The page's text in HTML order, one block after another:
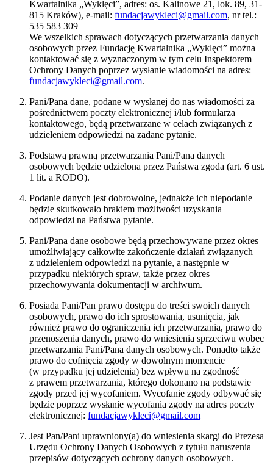
Kwartalnika „Wyklęci”, adres: os. Kalinowe 21, lok. 89, 31-
815 Kraków), e-mail: fundacjawykleci@gmail.com, nr tel.:
535 583 309
We wszelkich sprawach dotyczących przetwarzania danych
osobowych przez Fundację Kwartalnika „Wyklęci” można
kontaktować się z wyznaczonym w tym celu Inspektorem
Ochrony Danych poprzez wysłanie wiadomości na adres:
fundacjawykleci@gmail.com.
Pani/Pana dane, podane w wysłanej do nas wiadomości za
pośrednictwem poczty elektronicznej i/lub formularza
kontaktowego, będą przetwarzane w celach związanych z
udzieleniem odpowiedzi na zadane pytanie.
Podstawą prawną przetwarzania Pani/Pana danych
osobowych będzie udzielona przez Państwa zgoda (art. 6 ust.
1 lit. a RODO).
Podanie danych jest dobrowolne, jednakże ich niepodanie
będzie skutkowało brakiem możliwości uzyskania
odpowiedzi na Państwa pytanie.
Pani/Pana dane osobowe będą przechowywane przez okres
umożliwiający całkowite zakończenie działań związanych
z udzieleniem odpowiedzi na pytanie, a następnie w
przypadku niektórych spraw, także przez okres
przechowywania dokumentacji w archiwum.
Posiada Pani/Pan prawo dostępu do treści swoich danych
osobowych, prawo do ich sprostowania, usunięcia, jak
również prawo do ograniczenia ich przetwarzania, prawo do
przenoszenia danych, prawo do wniesienia sprzeciwu wobec
przetwarzania Pani/Pana danych osobowych. Ponadto także
prawo do cofnięcia zgody w dowolnym momencie
(w przypadku jej udzielenia) bez wpływu na zgodność
z prawem przetwarzania, którego dokonano na podstawie
zgody przed jej wycofaniem. Wycofanie zgody odbywać się
będzie poprzez wysłanie wycofania zgody na adres poczty
elektronicznej: fundacjawykleci@gmail.com
Jest Pan/Pani uprawniony(a) do wniesienia skargi do Prezesa
Urzędu Ochrony Danych Osobowych z tytułu naruszenia
przepisów dotyczących ochrony danych osobowych.